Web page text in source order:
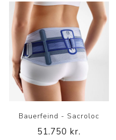
Bauerfeind - Sacroloc
51.750 kr.